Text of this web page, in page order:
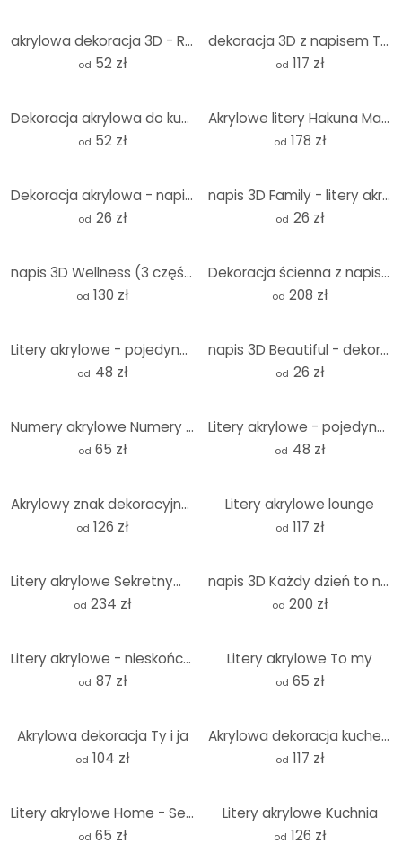
akrylowa dekoracja 3D - Romantyczne powiedzenie - lepiej razem
od 52 zł
dekoracja 3D z napisem THINK BIG - dekoracja akrylowa
od 117 zł
Dekoracja akrylowa do kuchni
od 52 zł
Akrylowe litery Hakuna Matata ze strzałkami
od 178 zł
Dekoracja akrylowa - napis 3D do kuchni - Bar kawowy
od 26 zł
napis 3D Family - litery akrylowe
od 26 zł
napis 3D Wellness (3 części) - litery akrylowe
od 130 zł
Dekoracja ścienna z napisem Ciao Kakao - dekoracja akrylowa
od 208 zł
Litery akrylowe - pojedyncze litery pisane kursywą
od 48 zł
napis 3D Beautiful - dekoracja ścienna wykonana ze szkła akrylowego
od 26 zł
Numery akrylowe Numery domów
od 65 zł
Litery akrylowe - pojedyncze litery Courier
od 48 zł
Akrylowy znak dekoracyjny Om
od 126 zł
Litery akrylowe lounge
od 117 zł
Litery akrylowe Sekretnym składnikiem jest miłość
od 234 zł
napis 3D Każdy dzień to nowa przygoda - dekoracja akrylowa
od 200 zł
Litery akrylowe - nieskończona rodzina
od 87 zł
Litery akrylowe To my
od 65 zł
Akrylowa dekoracja Ty i ja
od 104 zł
Akrylowa dekoracja kuchenna z hasłem Buon Appetito
od 117 zł
Litery akrylowe Home - Serce
od 65 zł
Litery akrylowe Kuchnia
od 126 zł